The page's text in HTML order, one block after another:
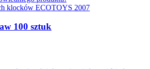
100 sztuk